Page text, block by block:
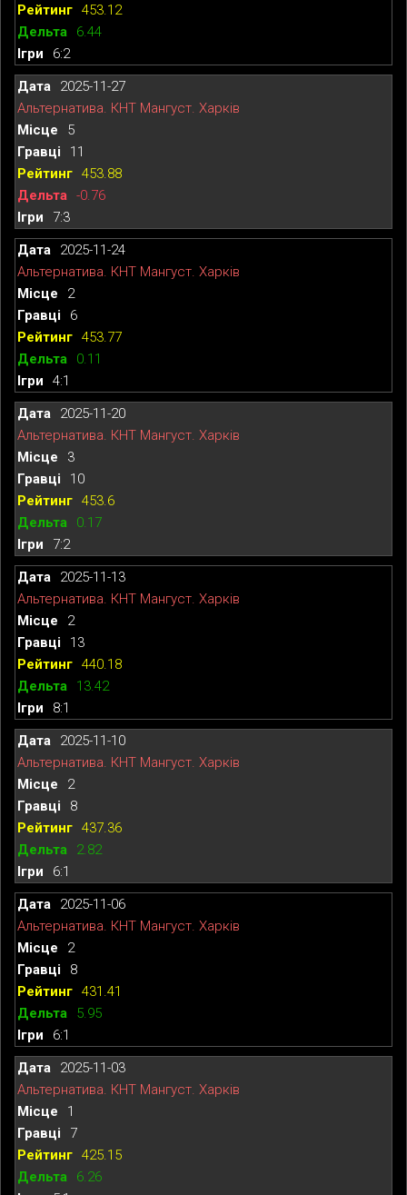
453.12
6.44
6:2
2025-11-27
Альтернатива. КНТ Мангуст. Харків
5
11
453.88
-0.76
7:3
2025-11-24
Альтернатива. КНТ Мангуст. Харків
2
6
453.77
0.11
4:1
2025-11-20
Альтернатива. КНТ Мангуст. Харків
3
10
453.6
0.17
7:2
2025-11-13
Альтернатива. КНТ Мангуст. Харків
2
13
440.18
13.42
8:1
2025-11-10
Альтернатива. КНТ Мангуст. Харків
2
8
437.36
2.82
6:1
2025-11-06
Альтернатива. КНТ Мангуст. Харків
2
8
431.41
5.95
6:1
2025-11-03
Альтернатива. КНТ Мангуст. Харків
1
7
425.15
6.26